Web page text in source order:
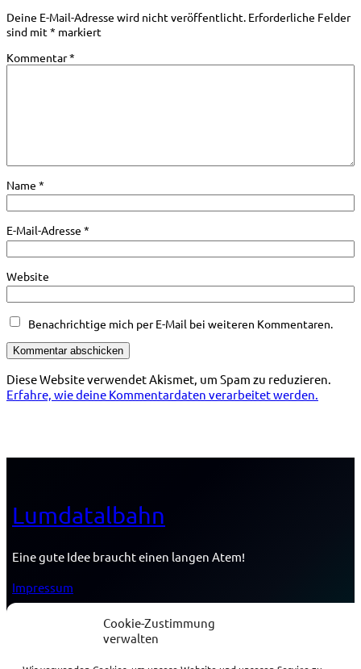
Cookie-Zustimmung
verwalten
Deine E-Mail-Adresse wird nicht veröffentlicht. Erforderliche Felder
sind mit* markiert
Kommentar*
Name *
E-Mail-Adresse *
Website
Benachrichtige mich per E-Mail bei weiteren Kommentaren.
Diese Website verwendet Akismet, um Spam zu reduzieren.
Erfahre, wie deine Kommentardaten verarbeitet werden.
Lumdatalbahn
Eine gute Idee braucht einen langen Atem!
Impressum
Cookie-Richtlinie